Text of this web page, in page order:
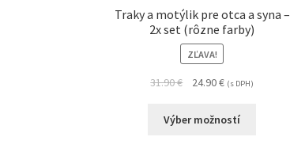
Traky a motýlik pre otca a syna –
2x set (rôzne farby)
ZĽAVA!
31.90€ 24.90€ (s DPH)
Výber možností